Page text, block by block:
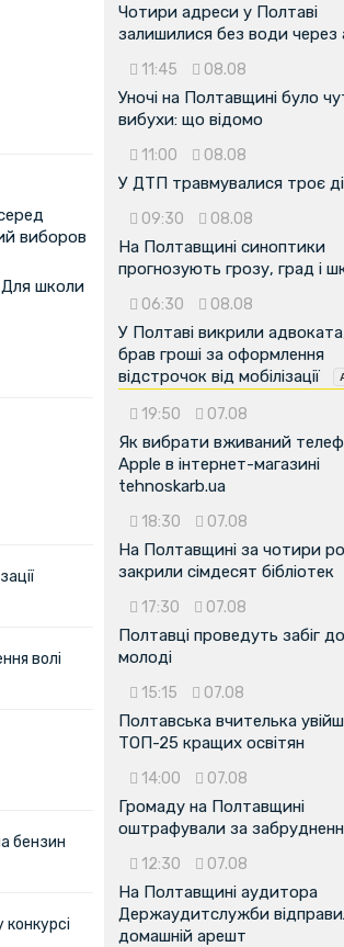
виборов
школи
волі
бензин
Чотири адреси у Полтаві
залишилися без води через
11:45 08.08
Уночі на Полтавщині було
вибухи: що відомо
11:00 08.08
У ДТП травмувалися троє
09:30 08.08
На Полтавщині синоптики
прогнозують грозу, град і
06:30 08.08
У Полтаві викрили
брав гроші за оформлення
відстрочок від мобілізації
19:50 07.08
Як вибрати вживаний
Apple в інтернет-магазині
tehnoskarb.ua
18:30 07.08
На Полтавщині за чотири
закрили сімдесят бібліотек
17:30 07.08
Полтавці проведуть забіг
молоді
15:15 07.08
Полтавська вчителька
ТОП-25 кращих освітян
14:00 07.08
Громаду на Полтавщині
оштрафували за
12:30 07.08
На Полтавщині аудитора
Держаудитслужби
домашній арешт